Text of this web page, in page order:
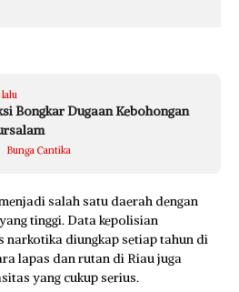
Bongkar Dugaan Kebohongan
Bunga Cantika
salah satu daerah dengan
tinggi. Data kepolisian
narkotika diungkap setiap tahun di
lapas dan rutan di Riau juga
yang cukup serius.